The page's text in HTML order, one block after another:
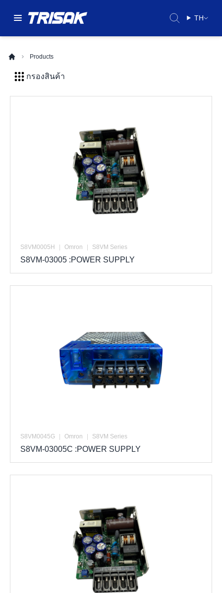
TH
Products
กรองสินค้า
S8VM0005H Omron S8VM Series
S8VM-03005 :POWER SUPPLY
S8VM0045G | Omron | S8VM Series
S8VM-03005C :POWER SUPPLY